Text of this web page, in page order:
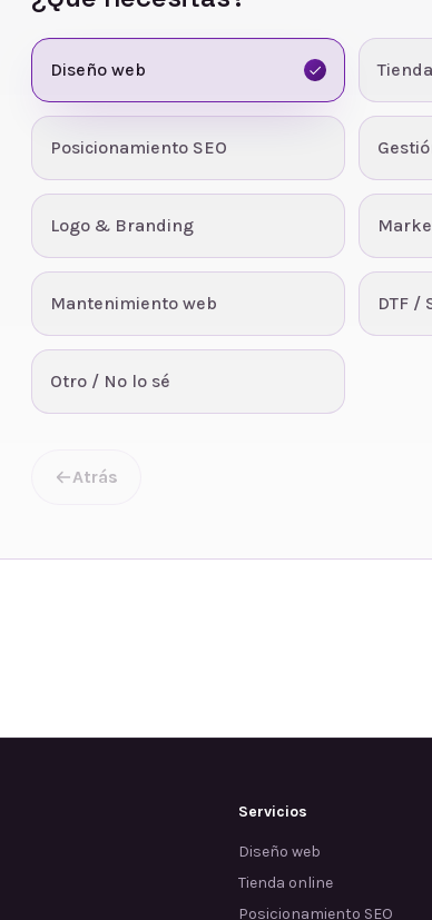
Diseño web
Posicionamiento SEO
Logo & Branding
Mantenimiento web DTF /
Otro / No lo sé
Atrás
Servicios
Diseño web
Tienda online
Posicionamiento SEO